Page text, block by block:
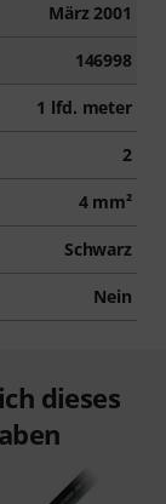
März 2001
146998
1 lfd. meter
2
4 mm²
Schwarz
Nein
dieses